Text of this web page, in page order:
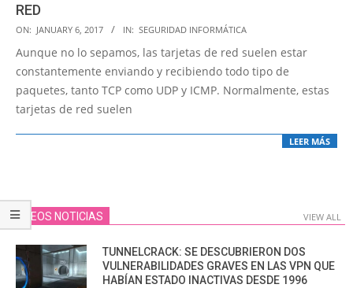
RED
2017-
01-
06
ON: JANUARY 6, 2017 IN: SEGURIDAD INFORMÁTICA
Aunque no lo sepamos, las tarjetas de red suelen estar
constantemente enviando y recibiendo todo tipo de
paquetes, tanto TCP como UDP y ICMP. Normalmente, estas
tarjetas de red suelen
LEER MÁS
VIDEOS NOTICIAS VIEW ALL
TUNNELCRACK: SE DESCUBRIERON DOS
VULNERABILIDADES GRAVES EN LAS VPN QUE
HABÍAN ESTADO INACTIVAS DESDE 1996